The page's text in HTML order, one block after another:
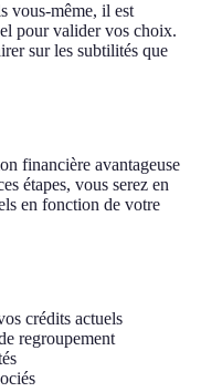
vous-même, il est
pour valider vos choix.
sur les subtilités que
financière avantageuse
étapes, vous serez en
en fonction de votre
crédits actuels
regroupement